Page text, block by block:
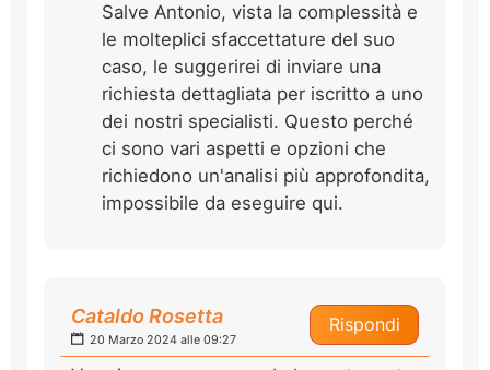
Salve Antonio, vista la complessità e
le molteplici sfaccettature del suo
caso, le suggerirei di inviare una
richiesta dettagliata per iscritto a uno
dei nostri specialisti. Questo perché
ci sono vari aspetti e opzioni che
richiedono un'analisi più approfondita,
impossibile da eseguire qui.
Rispondi
Cataldo Rosetta
20 Marzo 2024 alle 09:27